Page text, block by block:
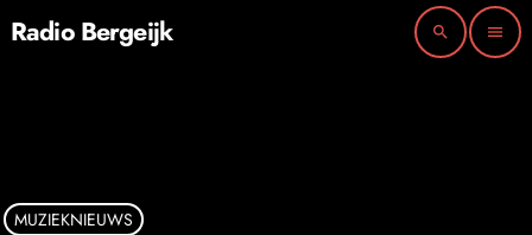
Radio Bergeijk search menu
MUZIEKNIEUWS